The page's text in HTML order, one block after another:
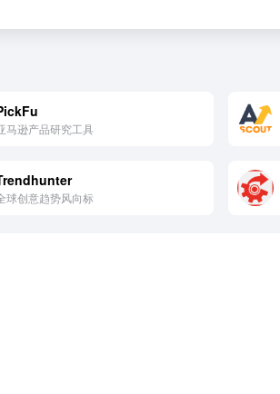
马逊产品研究工具
球创意趋势风向标